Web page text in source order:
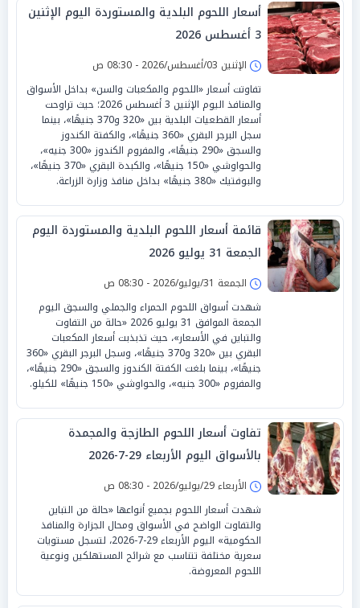
أسعار اللحوم البلدية والمستوردة اليوم الإثنين
3 أغسطس 2026
الإثنين 03/أغسطس/2026 - 08:30 ص
تفاوتت أسعار «اللحوم والمكعبات والسن» بداخل الأسواق
والمنافذ اليوم الإثنين 3 أغسطس 2026؛ حيث تراوحت
أسعار القطعيات البلدية بين «320 و370 جنيهًا»، بينما
سجل البرجر البقري «360 جنيهًا»، والكفتة الكندوز
والسجق «290 جنيهًا»، والمفروم الكندوز «300 جنيه»،
والحواوشي «150 جنيهًا»، والكبدة البقري «370 جنيهًا»،
والبوفتيك «380 جنيهًا» بداخل منافذ وزارة الزراعة.
قائمة أسعار اللحوم البلدية والمستوردة اليوم
الجمعة 31 يوليو 2026
الجمعة 31/يوليو/2026 - 08:30 ص
شهدت أسواق اللحوم الحمراء والجملي والسجق اليوم
الجمعة الموافق 31 يوليو 2026 «حالة من التفاوت
والتباين في الأسعار»، حيث تذبذبت أسعار المكعبات
البقري بين «320 و370 جنيهًا»، وسجل البرجر البقري «360
جنيهًا»، بينما بلغت الكفتة الكندوز والسجق «290 جنيهًا»،
والمفروم «300 جنيه»، والحواوشي «150 جنيهًا» للكيلو.
تفاوت أسعار اللحوم الطازجة والمجمدة
بالأسواق اليوم الأربعاء 29-7-2026
الأربعاء 29/يوليو/2026 - 08:30 ص
شهدت أسعار اللحوم بجميع أنواعها «حالة من التباين
والتفاوت الواضح في الأسواق ومحال الجزارة والمنافذ
الحكومية» اليوم الأربعاء 29-7-2026، لتسجل مستويات
سعرية مختلفة تتناسب مع شرائح المستهلكين ونوعية
اللحوم المعروضة.